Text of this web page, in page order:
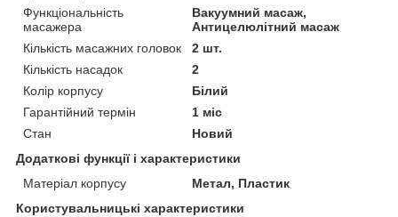
Функціональність
масажера
Вакуумний масаж,
Антицелюлітний масаж
Кількість масажних головок
2 шт.
Кількість насадок
2
Колір корпусу
Білий
Гарантійний термін
1 міс
Стан
Новий
Додаткові функції і характеристики
Матеріал корпусу
Метал, Пластик
Користувальницькі характеристики